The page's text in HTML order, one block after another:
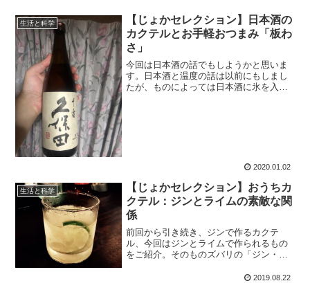
生活と科学
【じょかセレクション】日本酒の
カクテルとお手軽おつまみ「板わ
さ」
今回は日本酒の話でもしようかと思いま
す。日本酒と温度の話は以前にもしまし
たが、ものによっては日本酒に氷を入れ
2020.01.02
生活と科学
【じょかセレクション】おうちカ
クテル：ジンとライムの素敵な関
係
前回から引き続き、ジンで作るカクテ
ル、今回はジンとライムで作られるもの
をご紹介。そのものズバリの「ジン・ラ
があります。ジンとライムとちょっとし
2019.08.22